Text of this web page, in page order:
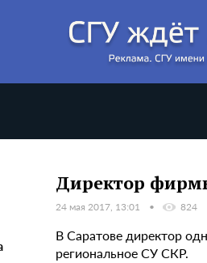
Директор
24 мая 2017, 13:01 824
В Саратове директор
региональное СУ СКР.